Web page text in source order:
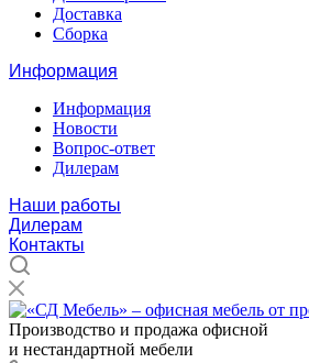
Доставка
Сборка
Информация
Информация
Новости
Вопрос-ответ
Дилерам
Наши работы
Дилерам
Контакты
Производство и продажа офисной
и нестандартной мебели